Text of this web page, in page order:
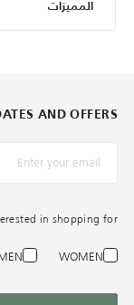
المميزات
AND OFFERS!
*البريد الإلكترونيّ
in shopping for?
WOMEN